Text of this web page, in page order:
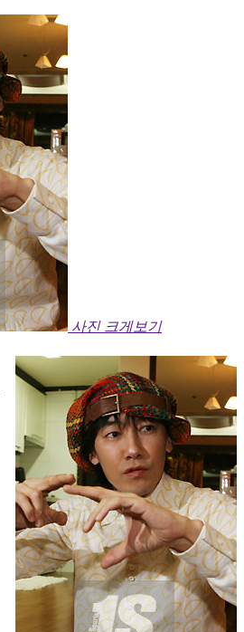
사진 크게보기